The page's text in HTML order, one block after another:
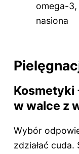
omega-
nasiona
Kosmetyki
w walce z
Wybór
zdziałać